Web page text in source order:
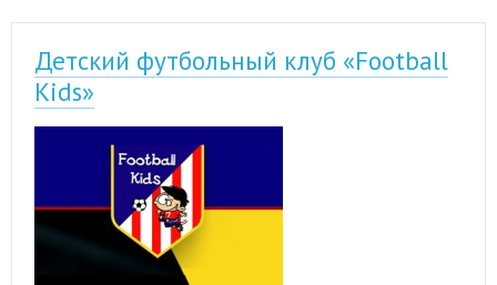
Детский футбольный клуб «Football
Kids»